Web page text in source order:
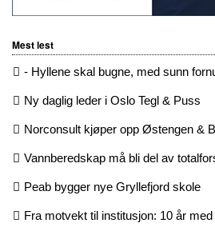
Mest lest
- Hyllene skal bugne, med sunn
Ny daglig leder i Oslo Tegl & Puss
Norconsult kjøper opp Østengen &
Vannberedskap må bli del av
Peab bygger nye Gryllefjord skole
Fra motvekt til institusjon: 10 år